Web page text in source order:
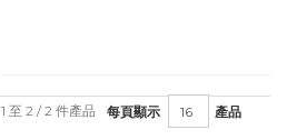
每頁顯示 產品
1 至 2 / 2 件產品